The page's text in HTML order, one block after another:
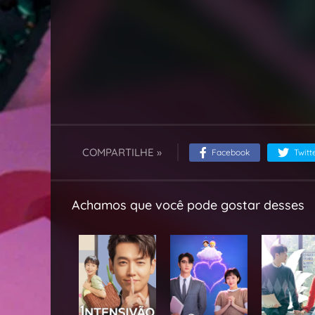
COMPARTILHE » Facebook
Achamos que você pode gostar desses